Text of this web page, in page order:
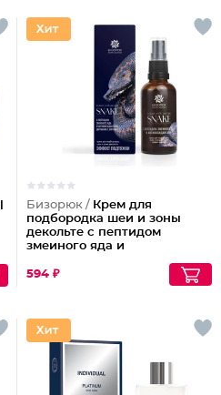
Бизорюк / Крем для
подбородка шеи и зоны
декольте с пептидом
змеиного яда и
594 ₽